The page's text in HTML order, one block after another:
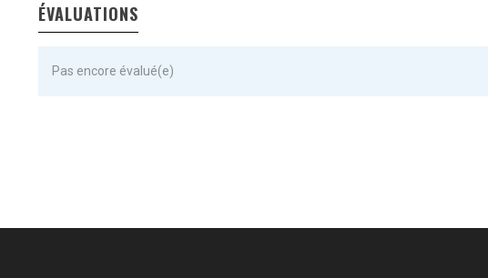
ÉVALUATIONS
Pas encore évalué(e)